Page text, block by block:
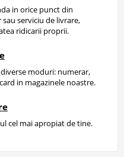
in orice punct din
serviciu de livrare,
ridicarii proprii.
moduri: numerar,
in magazinele noastre.
cel mai apropiat de tine.